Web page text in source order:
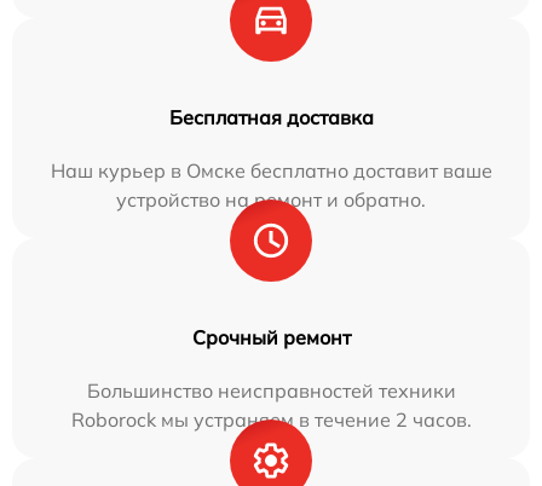
Бесплатная доставка
Наш курьер в Омске бесплатно доставит ваше
устройство на ремонт и обратно.
Срочный ремонт
Большинство неисправностей техники
Roborock мы устраняем в течение 2 часов.